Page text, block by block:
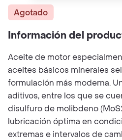
Agotado
Información del
Aceite de motor
aceites básicos minerales
formulación más moderna.
aditivos, entre los que se
disulfuro de molibdeno
lubricación óptima en
extremas e intervalos de